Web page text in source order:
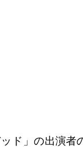
ド」の出演者